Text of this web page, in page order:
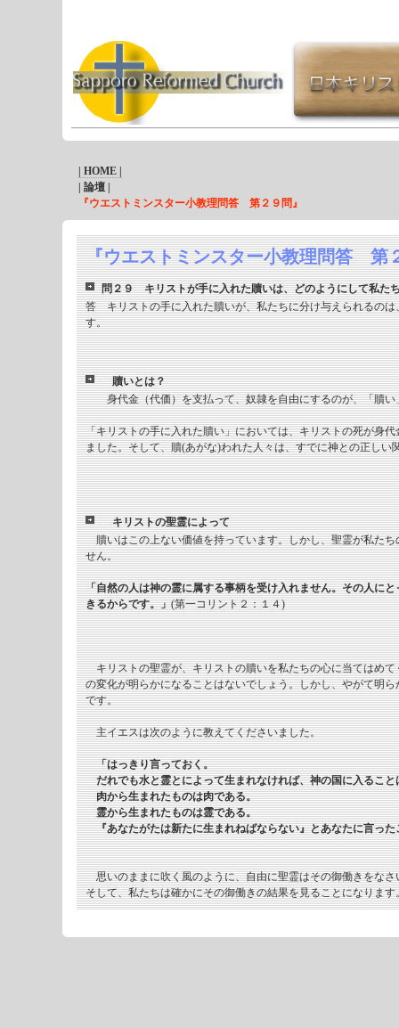
| HOME |
| 論壇 |
『ウエストミンスター小教理問答 第２９問』
『ウエストミンスター小教理問答 第
問２９ キリストが手に入れた贖いは、どのようにして私た
答 キリストの手に入れた贖いが、私たちに分け与えられるの
す。
贖いとは？
身代金（代価）を支払って、奴隷を自由にするのが、「贖い
「キリストの手に入れた贖い」においては、キリストの死が身
ました。そして、贖(あがな)われた人々は、すでに神との正し
キリストの聖霊によって
贖いはこの上ない価値を持っています。しかし、聖霊が私たち
せん。
「自然の人は神の霊に属する事柄を受け入れません。その人に
きるからです。」(第一コリント２：１４)
キリストの聖霊が、キリストの贖いを私たちの心に当てはめて
の変化が明らかになることはないでしょう。しかし、やがて明
です。
主イエスは次のように教えてくださいました。
「はっきり言っておく。
だれでも水と霊とによって生まれなければ、神の国に入ること
肉から生まれたものは肉である。
霊から生まれたものは霊である。
『あなたがたは新たに生まれねばならない』とあなたに言った
思いのままに吹く風のように、自由に聖霊はその御働きをなさ
そして、私たちは確かにその御働きの結果を見ることになります